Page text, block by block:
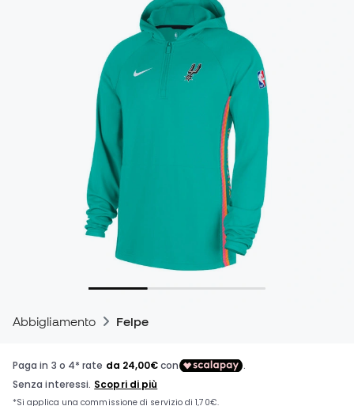
Abbigliamento Felpe